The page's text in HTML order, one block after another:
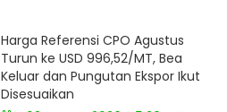
Harga Referensi CPO Agustus
Turun ke USD 996,52/MT, Bea
Keluar dan Pungutan Ekspor Ikut
Disesuaikan